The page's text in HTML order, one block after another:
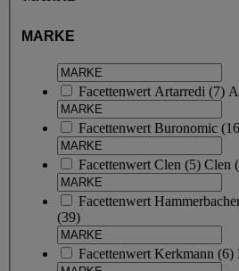
MARKE
Facettenwert Artarredi (7)
Facettenwert Buronomic (16
Facettenwert Clen (5) Clen
Facettenwert
(39)
Facettenwert Kerkmann (6)